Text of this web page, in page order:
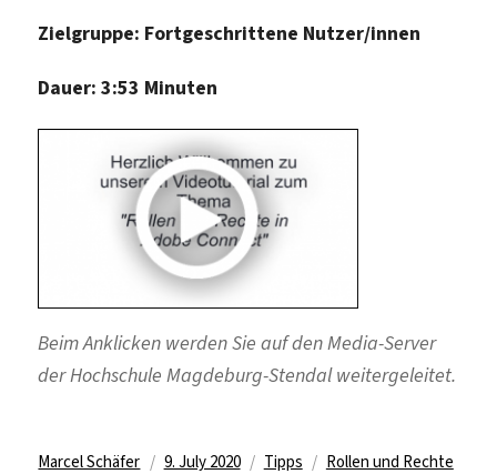
Zielgruppe: Fortgeschrittene Nutzer/innen
Dauer: 3:53 Minuten
Beim Anklicken werden Sie auf den Media-Server
der Hochschule Magdeburg-Stendal weitergeleitet.
Author
Marcel Schäfer
Posted
9. July 2020 Categories
Tipps Tags
Rollen und Rechte